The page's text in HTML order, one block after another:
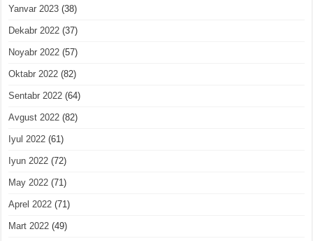
Yanvar 2023 (38)
Dekabr 2022 (37)
Noyabr 2022 (57)
Oktabr 2022 (82)
Sentabr 2022 (64)
Avgust 2022 (82)
Iyul 2022 (61)
Iyun 2022 (72)
May 2022 (71)
Aprel 2022 (71)
Mart 2022 (49)